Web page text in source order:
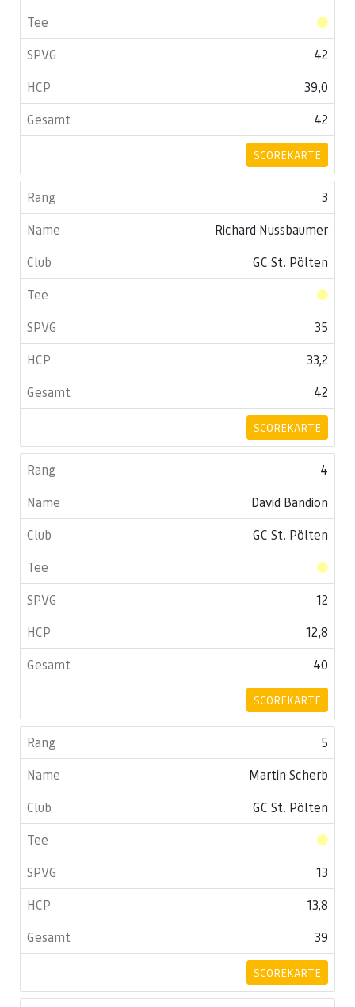
42
39,0
42
SCOREKARTE
3
Richard Nussbaumer
GC St. Pölten
35
33,2
42
SCOREKARTE
4
David Bandion
GC St. Pölten
12
12,8
40
SCOREKARTE
5
Martin Scherb
GC St. Pölten
13
13,8
39
SCOREKARTE